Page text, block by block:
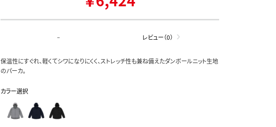
- レビュー（0）
保温性にすぐれ、軽くてシワになりにくく、ストレッチ性も兼ね備えたダンボールニット生地
のパーカ。
カラー選択